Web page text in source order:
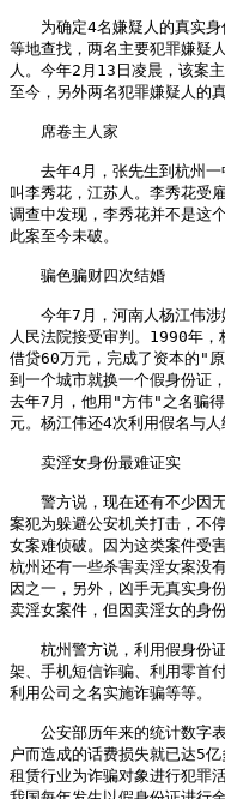
为确定4名嫌疑人的真实身
等地查找，两名主要犯罪嫌疑
人。今年2月13日凌晨，该案
至今，另外两名犯罪嫌疑人的
席卷主人家
去年4月，张先生到杭州一
叫李秀花，江苏人。李秀花受
调查中发现，李秀花并不是这
此案至今未破。
骗色骗财四次结婚
今年7月，河南人杨江伟涉
人民法院接受审判。1990年
借贷60万元，完成了资本的"
到一个城市就换一个假身份证
去年7月，他用"方伟"之名骗
元。杨江伟还4次利用假名与
卖淫女身份最难证实
警方说，现在还有不少因无
案犯为躲避公安机关打击，不
女案难侦破。因为这类案件受
杭州还有一些杀害卖淫女案没
因之一，另外，凶手无真实身
卖淫女案件，但因卖淫女的身
杭州警方说，利用假身份证
架、手机短信诈骗、利用零首
利用公司之名实施诈骗等等。
公安部历年来的统计数字表
户而造成的话费损失就已达5
租赁行业为诈骗对象进行犯罪